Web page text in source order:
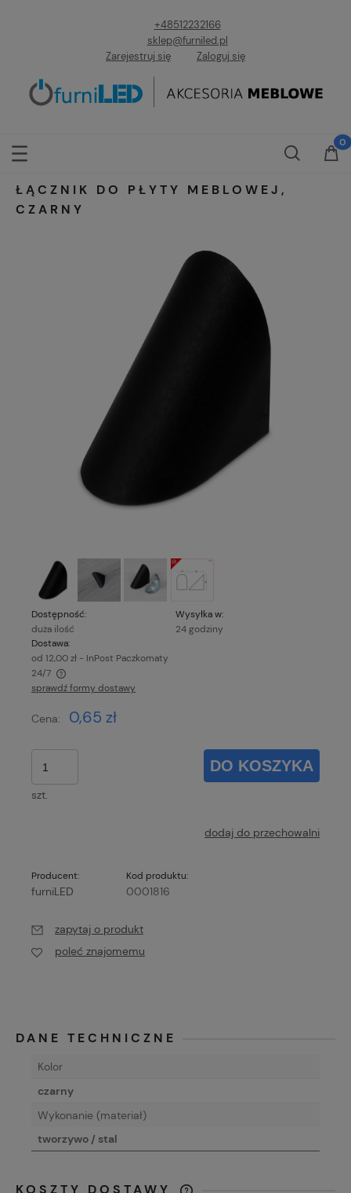
+48512232166
sklep@furniled.pl
Zarejestruj się
Zaloguj się
ŁĄCZNIK DO PŁYTY MEBLOWEJ,
CZARNY
Dostępność:
duża ilość
Wysyłka w:
24 godziny
Dostawa:
od 12,00 zł - InPost Paczkomaty
24/7
Cena nie zawiera ewentualnych kosztów płatności
sprawdź formy dostawy
Cena: 0,65 zł
szt.
DO KOSZYKA
dodaj do przechowalni
Producent:
furniLED
Kod produktu:
0001816
zapytaj o produkt
poleć znajomemu
DANE TECHNICZNE
Kolor
czarny
Wykonanie (materiał)
tworzywo / stal
KOSZTY DOSTAWY